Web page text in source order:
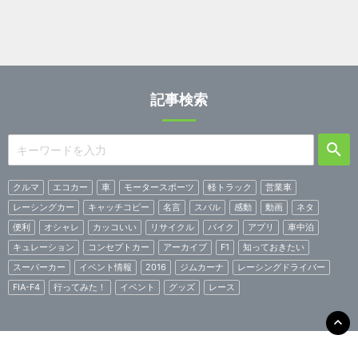
記事検索
クルマ エコカー 車 モータースポーツ 軽トラック
営業車
レーシングカー
キャッチコピー 名言 スバル 感動 動画
ネタ
便利
オシャレ カッコいい リサイクル バイク アプリ
車中泊
キュレーション
コンセプトカー アーカイブ F1
知っておきたい
スーパーカー
イベント情報 2016 ジムカーナ
レーシングドライバー
FIA-F4
行ってみた！ イベント グッズ レース